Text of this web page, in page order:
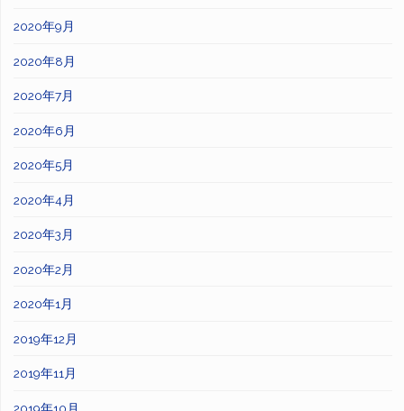
2020年9月
2020年8月
2020年7月
2020年6月
2020年5月
2020年4月
2020年3月
2020年2月
2020年1月
2019年12月
2019年11月
2019年10月